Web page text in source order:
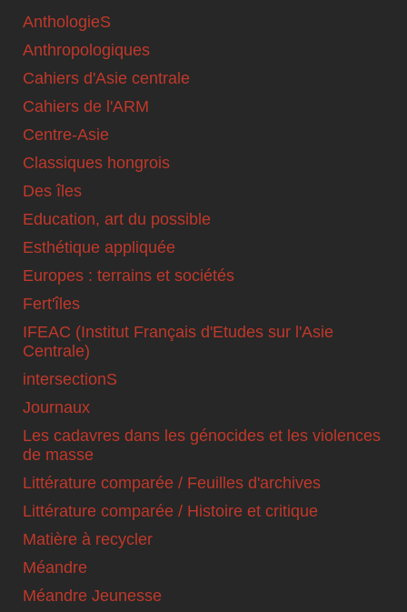
AnthologieS
Anthropologiques
Cahiers d'Asie centrale
Cahiers de l'ARM
Centre-Asie
Classiques hongrois
Des îles
Education, art du possible
Esthétique appliquée
Europes : terrains et sociétés
Fert'îles
IFEAC (Institut Français d'Etudes sur l'Asie
Centrale)
intersectionS
Journaux
Les cadavres dans les génocides et les violences
de masse
Littérature comparée / Feuilles d'archives
Littérature comparée / Histoire et critique
Matière à recycler
Méandre
Méandre Jeunesse